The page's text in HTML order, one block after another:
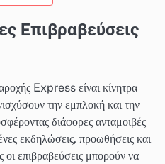
Επιβραβεύσεις
Express είναι κίνητρα
την εμπλοκή και την
διάφορες ανταμοιβές
εκδηλώσεις, προωθήσεις και
οι επιβραβεύσεις μπορούν να